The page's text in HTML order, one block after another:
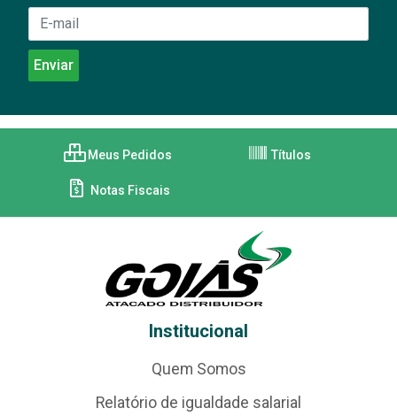
Meus Pedidos Títulos
Notas Fiscais
Institucional
Quem Somos
Relatório de igualdade salarial